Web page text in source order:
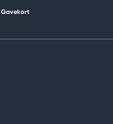
Gavekort